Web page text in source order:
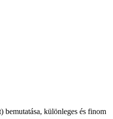
bemutatása, különleges és finom